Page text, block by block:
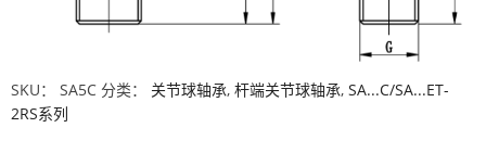
SKU： SA5C 分类： 关节球轴承, 杆端关节球轴承, SA...C/SA...ET-
2RS系列